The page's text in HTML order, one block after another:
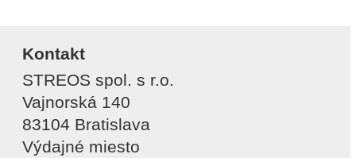
Kontakt
STREOS spol. s r.o.
Vajnorská 140
83104 Bratislava
Výdajné miesto